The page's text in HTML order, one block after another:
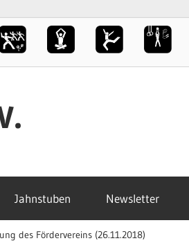
Jahnstuben Newsletter
des Fördervereins (26.11.2018)